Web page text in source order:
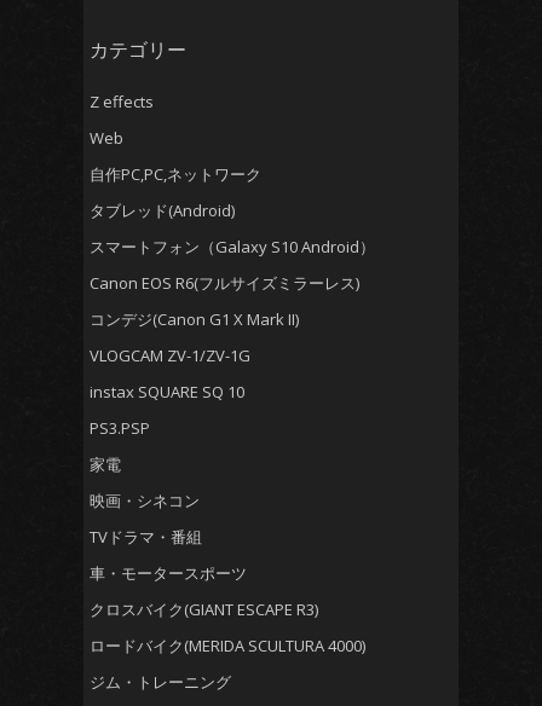
カテゴリー
Z effects
Web
自作PC,PC,ネットワーク
タブレッド(Android)
スマートフォン（Galaxy S10 Android）
Canon EOS R6(フルサイズミラーレス)
コンデジ(Canon G1 X Mark II)
VLOGCAM ZV-1/ZV-1G
instax SQUARE SQ 10
PS3.PSP
家電
映画・シネコン
TVドラマ・番組
車・モータースポーツ
クロスバイク(GIANT ESCAPE R3)
ロードバイク(MERIDA SCULTURA 4000)
ジム・トレーニング